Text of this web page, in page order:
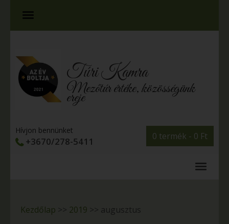
Túri Kamra
Mezőtúr értéke, közösségünk
ereje
0 termék - 0 Ft
Hívjon bennünket
+3670/278-5411
Kezdőlap >> 2019 >> augusztus